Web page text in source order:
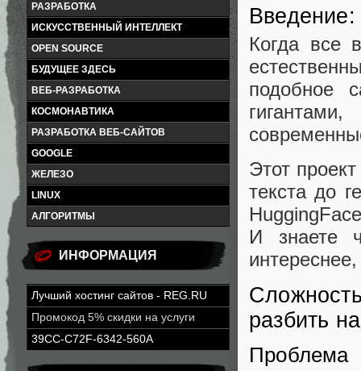
РАЗРАБОТКА
ИСКУССТВЕННЫЙ ИНТЕЛЛЕКТ
OPEN SOURCE
БУДУЩЕЕ ЗДЕСЬ
ВЕБ-РАЗРАБОТКА
КОСМОНАВТИКА
РАЗРАБОТКА ВЕБ-САЙТОВ
GOOGLE
ЖЕЛЕЗО
LINUX
АЛГОРИТМЫ
ИНФОРМАЦИЯ
Лучший хостинг сайтов - REG.RU
Промокод 5% скидки на услуги
39CC-C72F-6342-560A
Когда все
подобное
Этот
текста до
И знаете
разбить
Проблема